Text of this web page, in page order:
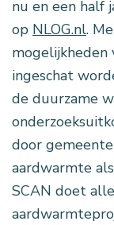
nu en een half
op NLOG.nl.
mogelijkheden
ingeschat
de duurzame
door
aardwarmte
SCAN doet